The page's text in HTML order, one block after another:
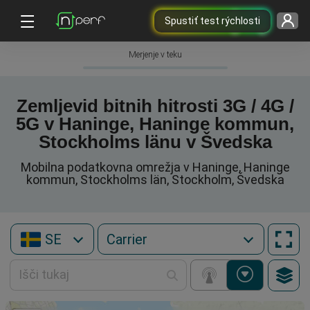
Spustiť test rýchlosti
Merjenje v teku
Zemljevid bitnih hitrosti 3G / 4G /
5G v Haninge, Haninge kommun,
Stockholms länu v Švedska
Mobilna podatkovna omrežja v Haninge, Haninge
kommun, Stockholms län, Stockholm, Švedska
SE